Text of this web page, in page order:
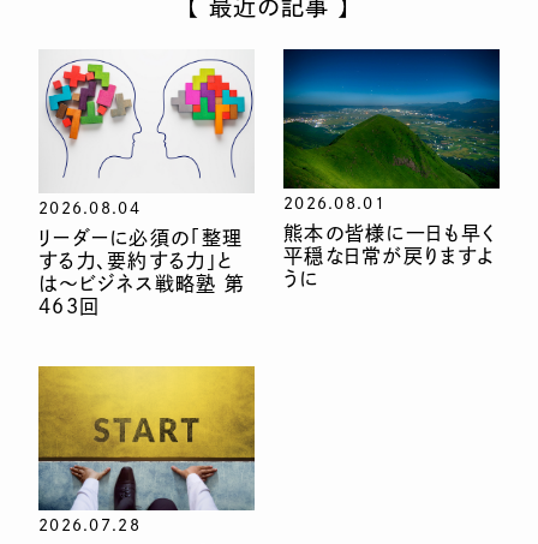
【 最近の記事 】
2026.08.04
リーダーに必須の「整理
する力、要約する力」と
は〜ビジネス戦略塾 第
463回
2026.08.01
熊本の皆様に一日も早く
平穏な日常が戻りますよ
うに
2026.07.28